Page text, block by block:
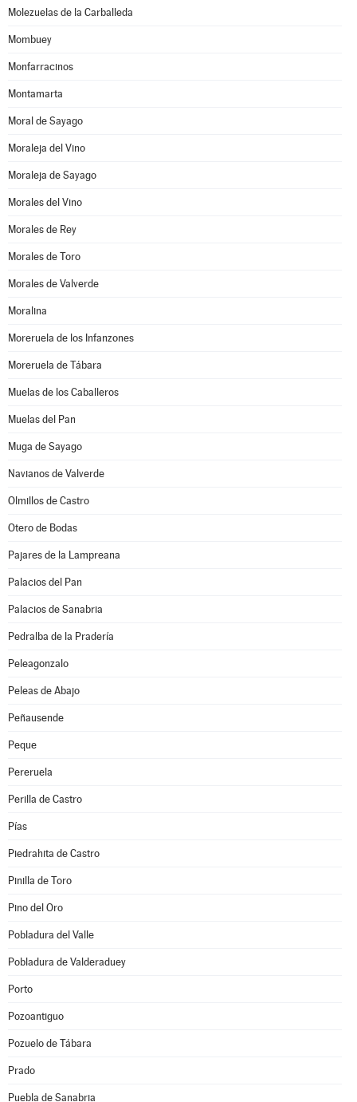
Molezuelas de la Carballeda
Mombuey
Monfarracinos
Montamarta
Moral de Sayago
Moraleja del Vino
Moraleja de Sayago
Morales del Vino
Morales de Rey
Morales de Toro
Morales de Valverde
Moralina
Moreruela de los Infanzones
Moreruela de Tábara
Muelas de los Caballeros
Muelas del Pan
Muga de Sayago
Navianos de Valverde
Olmillos de Castro
Otero de Bodas
Pajares de la Lampreana
Palacios del Pan
Palacios de Sanabria
Pedralba de la Pradería
Peleagonzalo
Peleas de Abajo
Peñausende
Peque
Pereruela
Perilla de Castro
Pías
Piedrahita de Castro
Pinilla de Toro
Pino del Oro
Pobladura del Valle
Pobladura de Valderaduey
Porto
Pozoantiguo
Pozuelo de Tábara
Prado
Puebla de Sanabria